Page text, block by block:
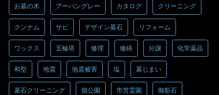
お墓の木 アーバングレー カタログ クリーニング
クンナム サビ デザイン墓石 リフォーム
ワックス 五輪塔 修理 修繕 分譲 化学薬品
和型 地震 地震被害 塩 墓じまい
墓石クリーニング 嶺公園 市営霊園 御影石